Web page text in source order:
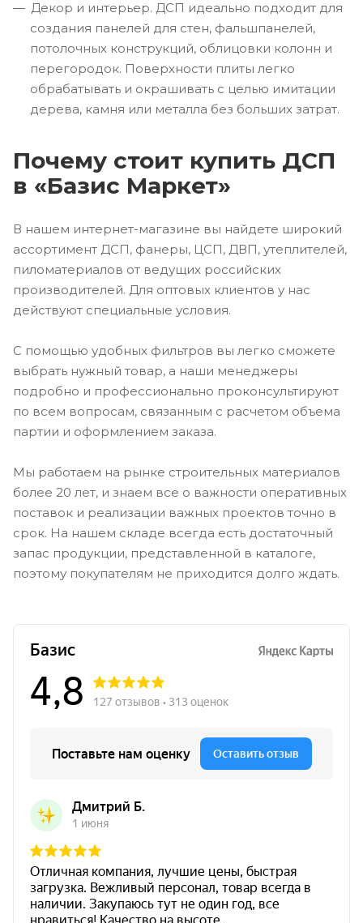
Декор и интерьер. ДСП идеально подходит для
создания панелей для стен, фальшпанелей,
потолочных конструкций, облицовки колонн и
перегородок. Поверхности плиты легко
обрабатывать и окрашивать с целью имитации
дерева, камня или металла без больших затрат.
Почему стоит купить ДСП
в «Базис Маркет»
В нашем интернет-магазине вы найдете широкий
ассортимент ДСП, фанеры, ЦСП, ДВП, утеплителей,
пиломатериалов от ведущих российских
производителей. Для оптовых клиентов у нас
действуют специальные условия.
С помощью удобных фильтров вы легко сможете
выбрать нужный товар, а наши менеджеры
подробно и профессионально проконсультируют
по всем вопросам, связанным с расчетом объема
партии и оформлением заказа.
Мы работаем на рынке строительных материалов
более 20 лет, и знаем все о важности оперативных
поставок и реализации важных проектов точно в
срок. На нашем складе всегда есть достаточный
запас продукции, представленной в каталоге,
поэтому покупателям не приходится долго ждать.